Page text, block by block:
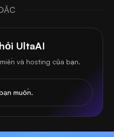
UltaAI
và hosting của bạn.